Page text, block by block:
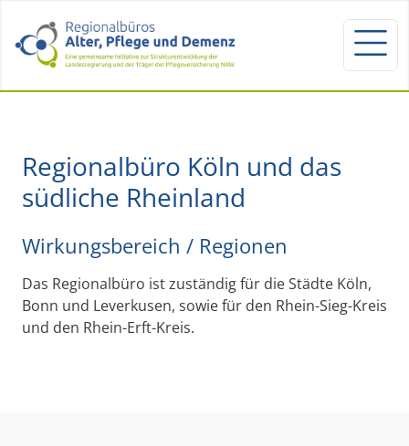
Regionalbüro Köln und das
südliche Rheinland
Wirkungsbereich / Regionen
Das Regionalbüro ist zuständig für die Städte Köln,
Bonn und Leverkusen, sowie für den Rhein-Sieg-Kreis
und den Rhein-Erft-Kreis.